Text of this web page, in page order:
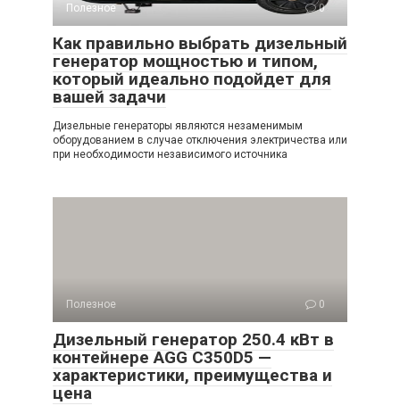
Полезное 0
Как правильно выбрать дизельный
генератор мощностью и типом,
который идеально подойдет для
вашей задачи
Дизельные генераторы являются незаменимым
оборудованием в случае отключения электричества или
при необходимости независимого источника
Полезное 0
Дизельный генератор 250.4 кВт в
контейнере AGG C350D5 —
характеристики, преимущества и
цена